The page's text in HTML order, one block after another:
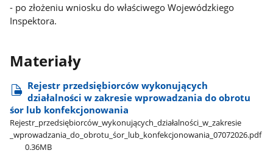
- po złożeniu wniosku do właściwego Wojewódzkiego
Inspektora.
Materiały
Rejestr przedsiębiorców wykonujących
działalności w zakresie wprowadzania do obrotu
śor lub konfekcjonowania
Rejestr​_przedsiębiorców​_wykonujących​_działalności​_w​_zakresie​
_wprowadzania​_do​_obrotu​_śor​_lub​_konfekcjonowania​_07072026.pdf
0.36MB